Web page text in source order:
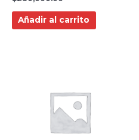
Añadir al carrito